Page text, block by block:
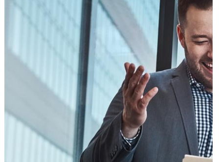
דיני עבודה
דיני תעבורה
מקרקעין נדל"ן
הוצאה לפועל
פלילי
משפט מסחרי